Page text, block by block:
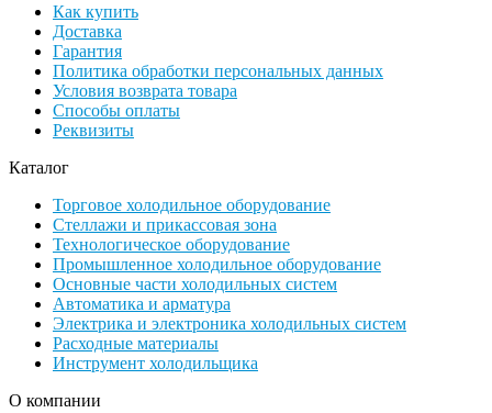
Как купить
Доставка
Гарантия
Политика обработки персональных данных
Условия возврата товара
Способы оплаты
Реквизиты
Каталог
Торговое холодильное оборудование
Стеллажи и прикассовая зона
Технологическое оборудование
Промышленное холодильное оборудование
Основные части холодильных систем
Автоматика и арматура
Электрика и электроника холодильных систем
Расходные материалы
Инструмент холодильщика
О компании